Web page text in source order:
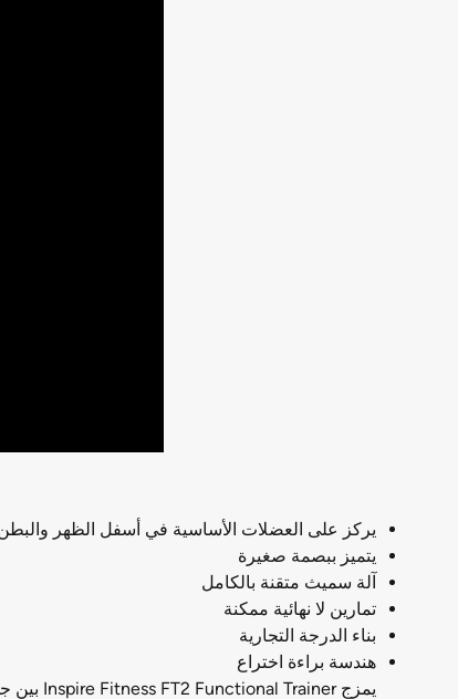
يركز على العضلات الأساسية في أسفل الظهر
يتميز ببصمة صغيرة
آلة سميث متقنة بالكامل
تمارين لا نهائية ممكنة
بناء الدرجة التجارية
هندسة براءة اختراع